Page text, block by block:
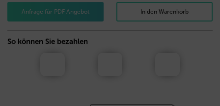
Anfrage für PDF Angebot In den Warenkorb
So können Sie bezahlen